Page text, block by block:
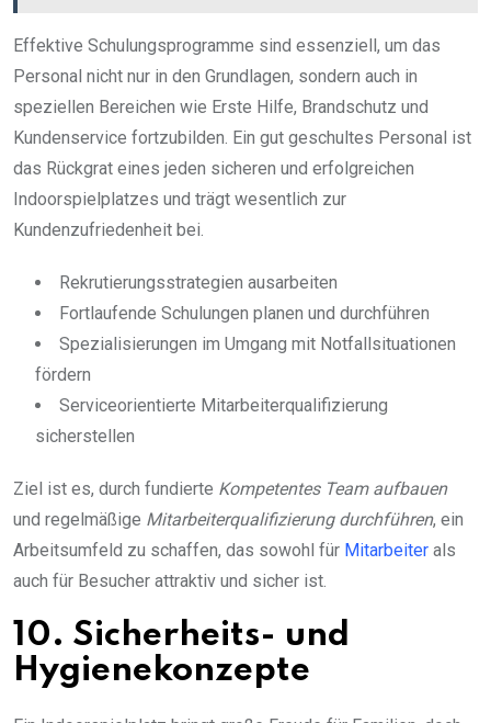
Effektive Schulungsprogramme sind essenziell, um das
Personal nicht nur in den Grundlagen, sondern auch in
speziellen Bereichen wie Erste Hilfe, Brandschutz und
Kundenservice fortzubilden. Ein gut geschultes Personal ist
das Rückgrat eines jeden sicheren und erfolgreichen
Indoorspielplatzes und trägt wesentlich zur
Kundenzufriedenheit bei.
Rekrutierungsstrategien ausarbeiten
Fortlaufende Schulungen planen und durchführen
Spezialisierungen im Umgang mit Notfallsituationen
fördern
Serviceorientierte Mitarbeiterqualifizierung
sicherstellen
Ziel ist es, durch fundierte Kompetentes Team aufbauen
und regelmäßige Mitarbeiterqualifizierung durchführen, ein
Arbeitsumfeld zu schaffen, das sowohl für Mitarbeiter als
auch für Besucher attraktiv und sicher ist.
10. Sicherheits- und
Hygienekonzepte